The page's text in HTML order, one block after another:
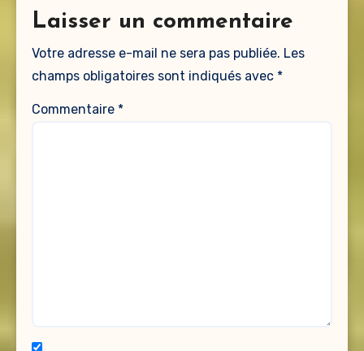
Laisser un commentaire
Votre adresse e-mail ne sera pas publiée. Les
champs obligatoires sont indiqués avec *
Commentaire *